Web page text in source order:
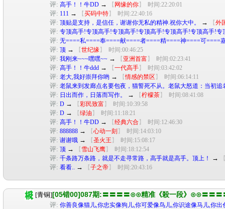
评: 高手！！牛DD → 【 网缘的你】 时间:22:20:01
评: 111 → 【买码中特】 时间:22:40:16
评: 顶贴是支持，是信任，谢谢你无私的精神.祝你大中。 → 【外
评: 专顶高手!专顶高手!专顶高手!专顶高手!专顶高手!专顶高手!
评: 无====私====奉====献====者====精====神====可====
评: 顶 → 【世纪缘】 时间:00:46:25
评: 我刚来~~~嘿嘿~~ → 【 亚洲首富 】 时间:02:23:41
评: 高手！！牛ddd → 【一代高手】 时间:03:42:02
评: 老大,我好崇拜你哟 → 【情感的禁区 】 时间:06:14:11
评: 老鼠来到发廊点名要包夜，猫誓死不从。老鼠大怒道：当初
评: 日出而作，日落而写作。 → 【柠檬茶】 时间:08:41:08
评: D → 【彩民致富 】 时间:10:39:58
评: D → 【绿油 】 时间:11:18:21
评: 高手！！牛DD → 【经典六合】 时间:12:46:30
评: 888888 → 【心动一刻 】 时间:14:03:10
评: 谢谢哦 → 【圣火王 】 时间:15:08:17
评: 顶 → 【 雪山飞鹰】 时间:18:12:54
评: 千条路万条路，就是不走寻常路，高手就是高手。顶上！ →
评: 看看.. → 【子之帝 】 时间:20:43:16
[青铜][05错00]087期:〓〓〓〓⊙⊙精准《殺一段》⊙⊙〓〓〓
评: 你善良像猫儿,你忠实像狗儿,你可爱像鸟儿,你识途像马儿,